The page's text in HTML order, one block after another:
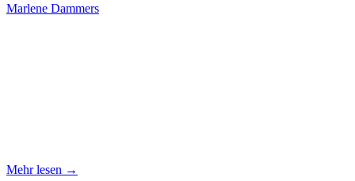
Marlene Dammers
Mehr lesen →